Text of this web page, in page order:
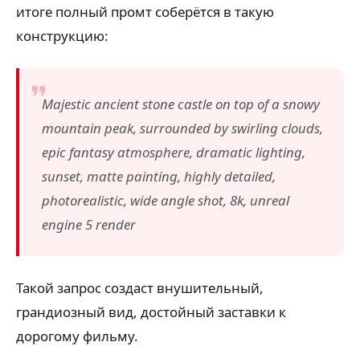
итоге полный промт соберётся в такую
конструкцию:
Majestic ancient stone castle on top of a snowy
mountain peak, surrounded by swirling clouds,
epic fantasy atmosphere, dramatic lighting,
sunset, matte painting, highly detailed,
photorealistic, wide angle shot, 8k, unreal
engine 5 render
Такой запрос создаст внушительный,
грандиозный вид, достойный заставки к
дорогому фильму.